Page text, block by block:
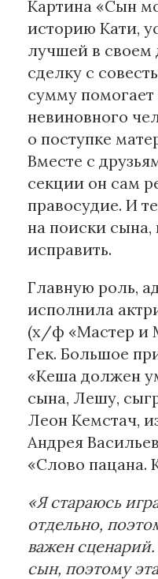
Материалы
АКИ
Artists /
Цифровой Сарафан
Смотрите нас в
Картина «Сын
историю Кати,
лучшей в своем
сделку с
сумму помогает
невиновного
о поступке
Вместе с
секции он сам
правосудие. И
на поиски сына,
исправить.
Главную роль,
исполнила
(х/ф «Мастер и
Гек. Большое
«Кеша должен
сына, Лешу,
Леон Кемстач,
Андрея
«Слово пацана.
«Я стараюсь
отдельно,
важен
сын, поэтому